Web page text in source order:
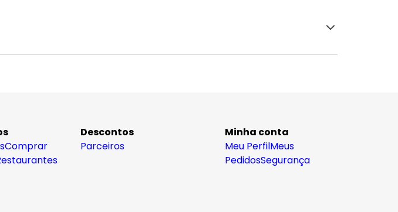
Comprar
Descontos
Parceiros
Minha conta
Meu PerfilMeus
PedidosSegurança